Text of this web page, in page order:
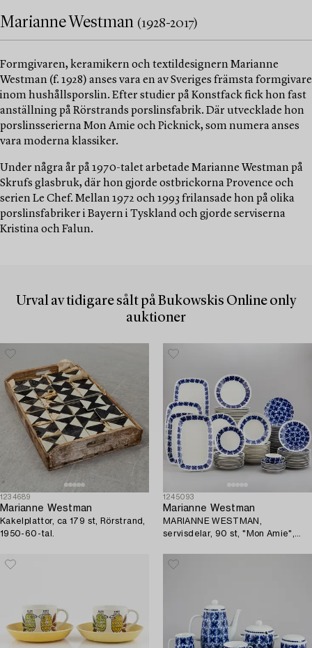
Marianne Westman (1928-2017)
Formgivaren, keramikern och textildesignern Marianne
Westman (f. 1928) anses vara en av Sveriges främsta formgivare
inom hushållsporslin. Efter studier på Konstfack fick hon fast
anställning på Rörstrands porslinsfabrik. Där utvecklade hon
porslinsserierna Mon Amie och Picknick, som numera anses
vara moderna klassiker.
Under några år på 1970-talet arbetade Marianne Westman på
Skrufs glasbruk, där hon gjorde ostbrickorna Provence och
serien Le Chef. Mellan 1972 och 1993 frilansade hon på olika
porslinsfabriker i Bayern i Tyskland och gjorde serviserna
Kristina och Falun.
Urval av tidigare sålt på Bukowskis Online only
auktioner
1234689
Marianne Westman
Kakelplattor, ca 179 st, Rörstrand,
1950-60-tal.
1245093
Marianne Westman
MARIANNE WESTMAN,
servisdelar, 90 st, "Mon Amie",